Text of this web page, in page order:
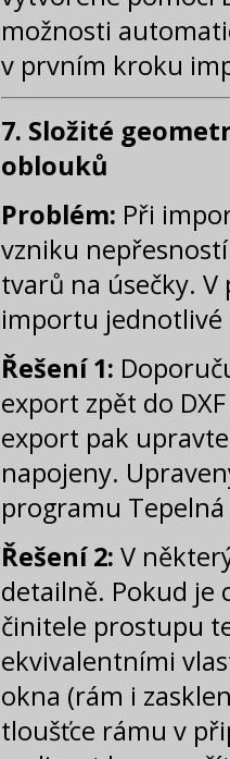
možnosti
v prvním kroku
7. Složité
oblouků
Problém: Při
vzniku
tvarů na úsečky.
importu jednotlivé
Řešení 1:
export zpět do
export pak
napojeny.
programu
Řešení 2: V
detailně. Pokud je
činitele prostupu
ekvivalentními
okna (rám i
tloušťce rámu v